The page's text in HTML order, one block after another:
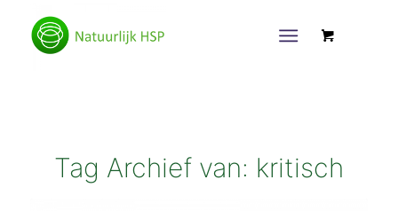
Tag Archief van: kritisch